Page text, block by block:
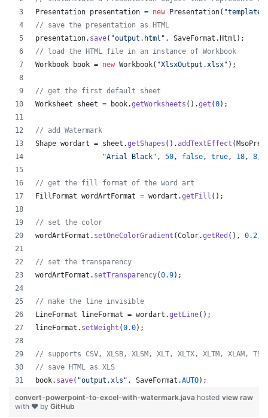
Presentation presentation = new Presentation(
// save the presentation as HTML
presentation. save( "output.html" , SaveFormat . Html );
// load the HTML file in an instance of Workbook
Workbook
book = new Workbook( "XlsxOutput.xlsx" );
// get the first default sheet
Worksheet
sheet = book.getWorksheets ().get (0);
// add Watermark
Shape wordart = sheet .getShapes ().addTextEffect (
"Arial Black" , 50, false, true, 18, 8,
// get the fill format of the word art
FillFormat wordArtFormat = wordart .getFill ();
// set the color
wordArtFormat . setOneColorGradient (Color.getRed (), 0.2,
// set the transparency
wordArtFormat . setTransparency(0.9);
// make the line invisible
LineFormat
lineFormat = wordart .getLine();
lineFormat . setWeight (0.0);
// supports CSV, XLSB, XLSM, XLT, XLTX, XLTM, XLAM,
// save HTML as XLS
book. save( "output.xls" , SaveFormat .AUTO);
view raw
convert-powerpoint-to-excel-with-watermark.java hosted
with ❤ by GitHub